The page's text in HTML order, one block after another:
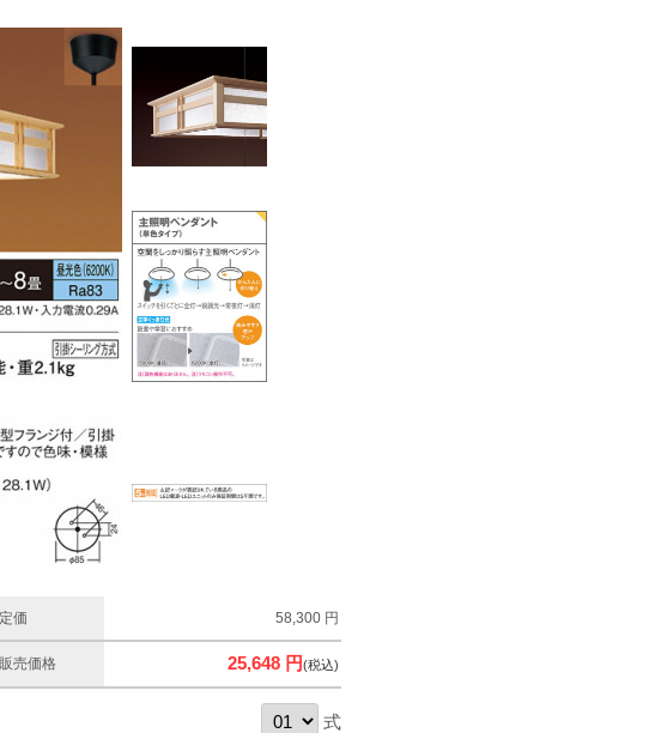
定価 58,300 円
販売価格 25,648 円(税込)
式